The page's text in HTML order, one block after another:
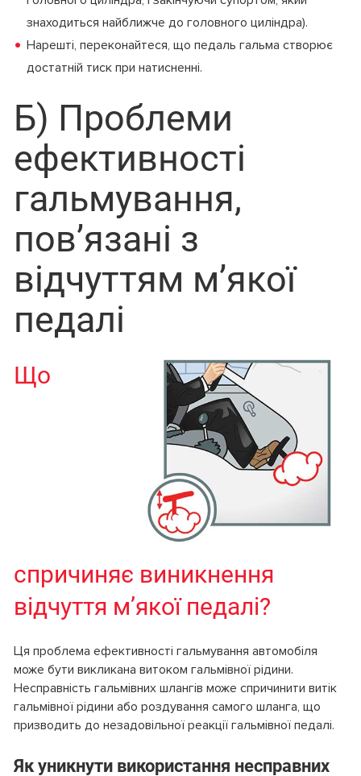
знаходиться найближче до головного циліндра).
Нарешті, переконайтеся, що педаль гальма створює
достатній тиск при натисненні.
Б) Проблеми
ефективності
гальмування,
пов’язані з
відчуттям м’якої
педалі
Що
спричиняє виникнення
відчуття м’якої педалі?
Ця проблема ефективності гальмування автомобіля
може бути викликана витоком гальмівної рідини.
Несправність гальмівних шлангів може спричинити витік
гальмівної рідини або роздування самого шланга, що
призводить до незадовільної реакції гальмівної педалі.
Як уникнути використання несправних